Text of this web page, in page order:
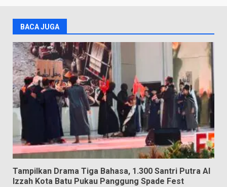
BACA JUGA
Tampilkan Drama Tiga Bahasa, 1.300 Santri Putra Al
Izzah Kota Batu Pukau Panggung Spade Fest